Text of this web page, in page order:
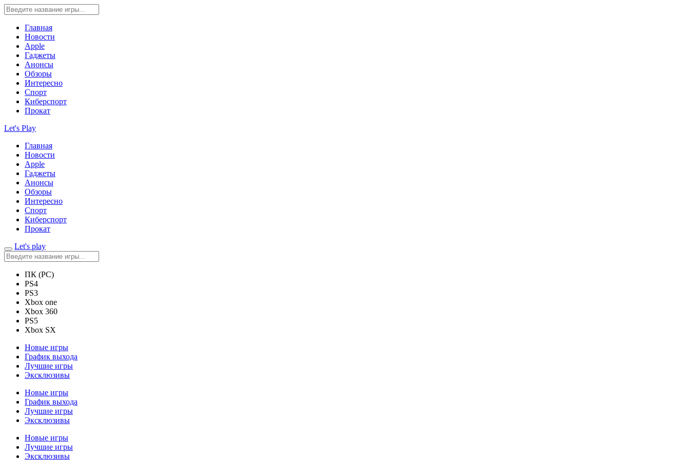
Главная
Новости
Apple
Гаджеты
Анонсы
Обзоры
Интересно
Спорт
Киберспорт
Прокат
Let's Play
Главная
Новости
Apple
Гаджеты
Анонсы
Обзоры
Интересно
Спорт
Киберспорт
Прокат
Let's play
ПК (PC)
PS4
PS3
Xbox one
Xbox 360
PS5
Xbox SX
Новые игры
График выхода
Лучшие игры
Эксклюзивы
Новые игры
График выхода
Лучшие игры
Эксклюзивы
Новые игры
Лучшие игры
Эксклюзивы